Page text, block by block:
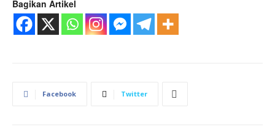
Bagikan Artikel
Facebook Twitter